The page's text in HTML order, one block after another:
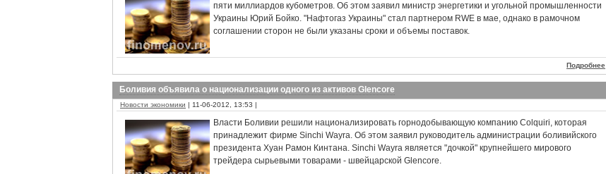
пяти миллиардов кубометров. Об этом заявил министр энергетики и угольной промышленности
Украины Юрий Бойко. "Нафтогаз Украины" стал партнером RWE в мае, однако в рамочном
соглашении сторон не были указаны сроки и объемы поставок.
Подробнее
Боливия объявила о национализации одного из активов Glencore
Новости экономики | 11-06-2012, 13:53 |
Власти Боливии решили национализировать горнодобывающую компанию Colquiri, которая
принадлежит фирме Sinchi Wayra. Об этом заявил руководитель администрации боливийского
президента Хуан Рамон Кинтана. Sinchi Wayra является "дочкой" крупнейшего мирового
трейдера сырьевыми товарами - швейцарской Glencore.